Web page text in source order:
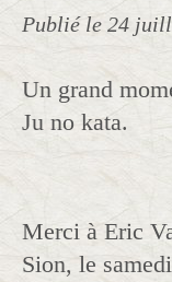
Publié le 24
Un grand
Ju no kata.
Merci à Eric
Sion, le